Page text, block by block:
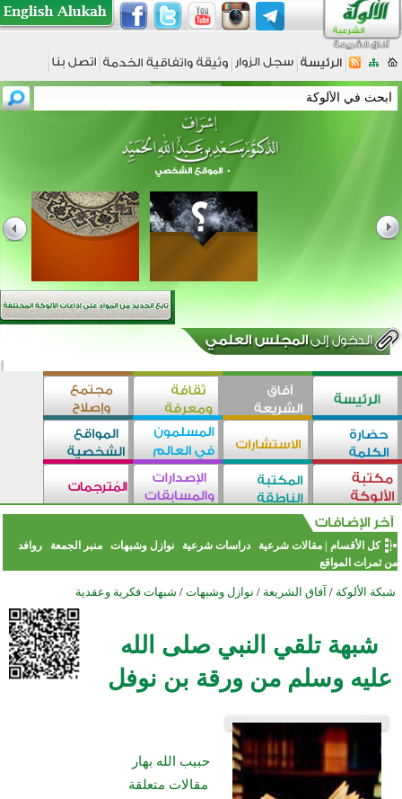
كل الأقسام |مقالات شرعية دراسات شرعية نوازل وشبهات منبر الجمعة
روافد
من ثمرات المواقع
شبكة الألوكة / آفاق الشريعة / نوازل وشبهات / شبهات فكرية وعقدية
شبهة تلقي النبي صلى الله
عليه وسلم من ورقة بن نوفل
حبيب الله بهار
مقالات متعلقة